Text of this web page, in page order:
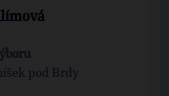
pod Brdy